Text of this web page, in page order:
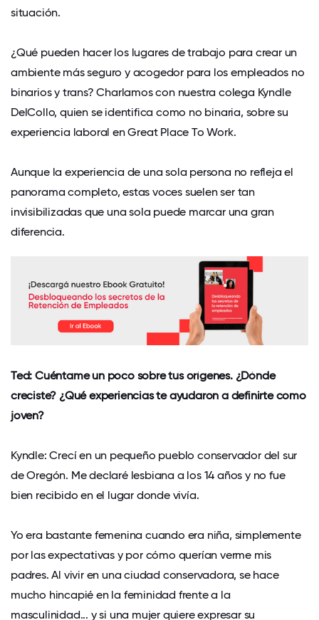
situación.
¿Qué pueden hacer los lugares de trabajo para crear un
ambiente más seguro y acogedor para los empleados no
binarios y trans? Charlamos con nuestra colega Kyndle
DelCollo, quien se identifica como no binaria, sobre su
experiencia laboral en Great Place To Work.
Aunque la experiencia de una sola persona no refleja el
panorama completo, estas voces suelen ser tan
invisibilizadas que una sola puede marcar una gran
diferencia.
Ted: Cuéntame un poco sobre tus orígenes. ¿Dónde
creciste? ¿Qué experiencias te ayudaron a definirte como
joven?
Kyndle: Crecí en un pequeño pueblo conservador del sur
de Oregón. Me declaré lesbiana a los 14 años y no fue
bien recibido en el lugar donde vivía.
Yo era bastante femenina cuando era niña, simplemente
por las expectativas y por cómo querían verme mis
padres. Al vivir en una ciudad conservadora, se hace
mucho hincapié en la feminidad frente a la
masculinidad... y si una mujer quiere expresar su